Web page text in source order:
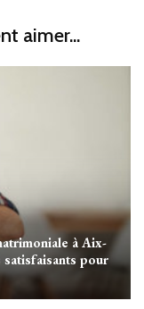
aimer...
à Aix-
satisfaisants pour